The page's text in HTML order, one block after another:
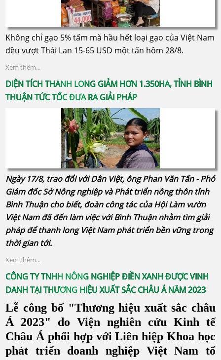
Không chỉ gạo 5% tấm mà hầu hết loại gạo của Việt Nam
đều vượt Thái Lan 15-65 USD một tấn hôm 28/8.
Xem thêm...
DIỆN TÍCH THANH LONG GIẢM HƠN 1.350HA, TỈNH BÌNH
THUẬN TỨC TỐC ĐƯA RA GIẢI PHÁP
Ngày 17/8, trao đổi với Dân Việt, ông Phan Văn Tấn - Phó
Giám đốc Sở Nông nghiệp và Phát triển nông thôn tỉnh
Bình Thuận cho biết, đoàn công tác của Hội Làm vườn
Việt Nam đã đến làm việc với Bình Thuận nhằm tìm giải
pháp để thanh long Việt Nam phát triển bền vững trong
thời gian tới.
Xem thêm...
CÔNG TY TNHH NÔNG NGHIỆP ĐIỀN XANH ĐƯỢC VINH
DANH TẠI THƯƠNG HIỆU XUẤT SẮC CHÂU Á NĂM 2023
Lễ công bố "Thương hiệu xuất sắc châu
Á 2023" do Viện nghiên cứu Kinh tế
Châu Á phối hợp với Liên hiệp Khoa học
phát triển doanh nghiệp Việt Nam tổ